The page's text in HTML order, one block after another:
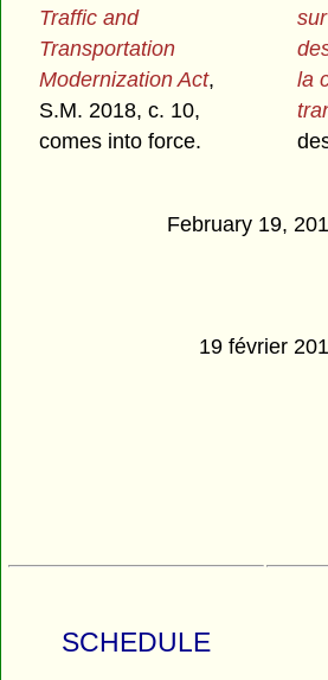
Traffic and
Transportation
Modernization Act,
S.M. 2018, c. 10,
comes into force.
la
February 19,
19 février
SCHEDULE